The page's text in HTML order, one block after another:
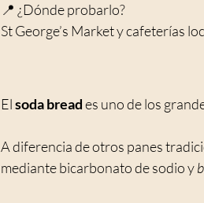
📍 ¿Dónde probarlo?
St George’s Market y cafeterías
El soda bread es uno de los
A diferencia de otros panes
mediante bicarbonato de sodio y